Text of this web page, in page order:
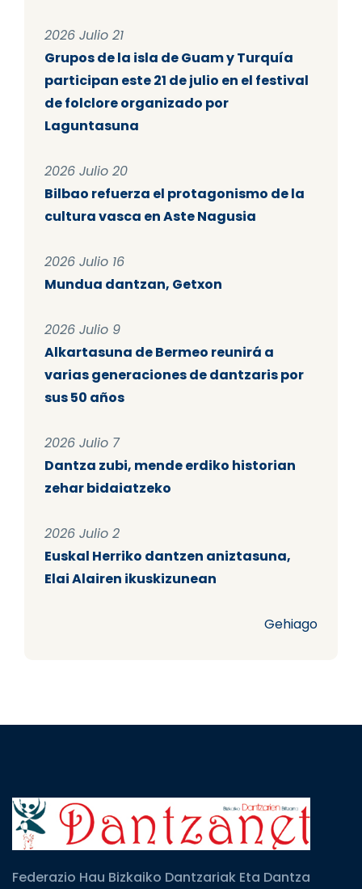
2026 Julio 21
Grupos de la isla de Guam y Turquía
participan este 21 de julio en el festival
de folclore organizado por
Laguntasuna
2026 Julio 20
Bilbao refuerza el protagonismo de la
cultura vasca en Aste Nagusia
2026 Julio 16
Mundua dantzan, Getxon
2026 Julio 9
Alkartasuna de Bermeo reunirá a
varias generaciones de dantzaris por
sus 50 años
2026 Julio 7
Dantza zubi, mende erdiko historian
zehar bidaiatzeko
2026 Julio 2
Euskal Herriko dantzen aniztasuna,
Elai Alairen ikuskizunean
Gehiago
Federazio Hau Bizkaiko Dantzariak Eta Dantza